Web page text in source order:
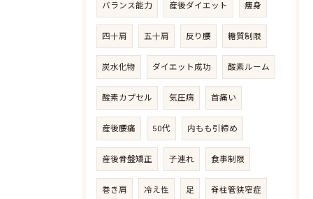
バランス能力 産後ダイエット 痩身
四十肩 五十肩 反り腰 糖質制限
炭水化物 ダイエット成功 酸素ルーム
酸素カプセル 気圧病 首痛い
産後腰痛 50代 内もも引締め
産後骨盤矯正 子連れ 食事制限
巻き肩 冷え性 足 脊柱管狭窄症